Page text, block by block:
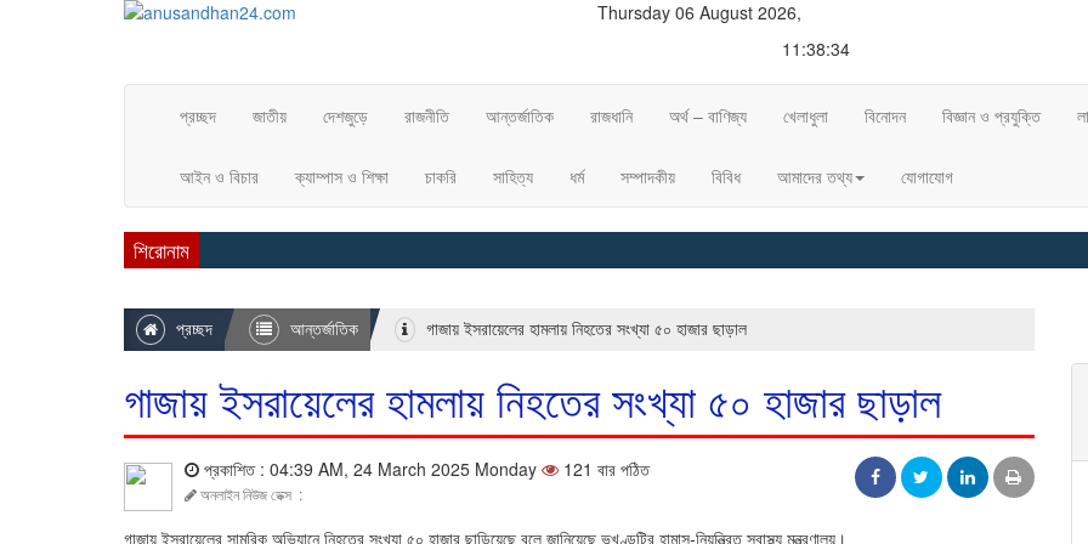
Thursday 06 August 2026,
11:38:34
প্রচ্ছদ জাতীয় দেশজুড়ে রাজনীতি আন্তর্জাতিক রাজধানি অর্থ – বাণিজ্য খেলাধুলা বিনোদন বিজ্ঞান ও প্রযুক্তি
আইন ও বিচার ক্যাম্পাস ও শিক্ষা চাকরি সাহিত্য ধর্ম সম্পাদকীয় বিবিধ আমাদের তথ্য যোগাযোগ
শিরোনাম ◈
প্রচ্ছদ আন্তর্জাতিক গাজায় ইসরায়েলের হামলায় নিহতের সংখ্যা ৫০ হাজার ছাড়াল
গাজায় ইসরায়েলের হামলায় নিহতের সংখ্যা ৫০ হাজার ছাড়াল
প্রকাশিত : 04:39 AM, 24 March 2025 Monday 121 বার পঠিত
অনলাইন নিউজ ডেক্স :
গাজায় ইসরায়েলের সামরিক অভিযানে নিহতের সংখ্যা ৫০ হাজার ছাড়িয়েছে বলে জানিয়েছে ভূখণ্ডটির হামাস-নিয়ন্ত্রিত স্বাস্থ্য মন্ত্রণালয়।